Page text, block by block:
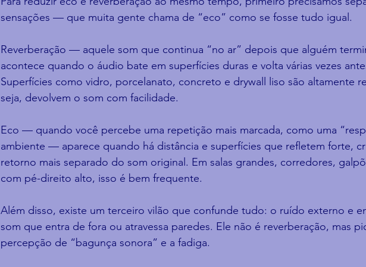
sensações — que muita gente chama de “eco” como se fosse tudo igual.
Reverberação — aquele som que continua “no ar” depois que alguém
acontece quando o áudio bate em superfícies duras e volta várias vezes
Superfícies como vidro, porcelanato, concreto e drywall liso são altamente
seja, devolvem o som com facilidade.
Eco — quando você percebe uma repetição mais marcada, como uma
ambiente — aparece quando há distância e superfícies que refletem forte,
retorno mais separado do som original. Em salas grandes, corredores,
com pé-direito alto, isso é bem frequente.
Além disso, existe um terceiro vilão que confunde tudo: o ruído externo e
som que entra de fora ou atravessa paredes. Ele não é reverberação, mas
percepção de “bagunça sonora” e a fadiga.